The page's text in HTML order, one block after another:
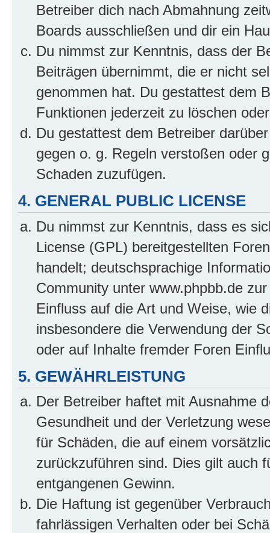
Betreiber dich nach Abmahnung
Boards ausschließen und dir ein
Du nimmst zur Kenntnis, dass der
Beiträgen übernimmt, die er nicht
genommen hat. Du gestattest dem
Funktionen jederzeit zu löschen
Du gestattest dem Betreiber
gegen o. g. Regeln verstoßen oder
Schaden zuzufügen.
4. GENERAL PUBLIC LICENSE
Du nimmst zur Kenntnis, dass es
License (GPL) bereitgestellten
handelt; deutschsprachige
Community unter www.phpbb.de
Einfluss auf die Art und Weise, wie
insbesondere die Verwendung der
oder auf Inhalte fremder Foren
5. GEWÄHRLEISTUNG
Der Betreiber haftet mit Ausnahme
Gesundheit und der Verletzung
für Schäden, die auf einem
zurückzuführen sind. Dies gilt auch
entgangenen Gewinn.
Die Haftung ist gegenüber
fahrlässigen Verhalten oder bei